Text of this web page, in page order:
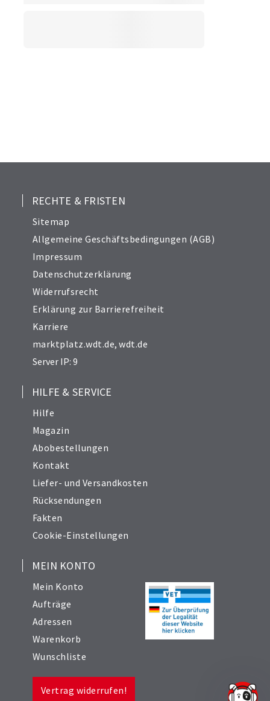
RECHTE & FRISTEN
Sitemap
Allgemeine Geschäftsbedingungen (AGB)
Impressum
Datenschutzerklärung
Widerrufsrecht
Erklärung zur Barrierefreiheit
Karriere
marktplatz.wdt.de,wdt.de
Server IP: 9
HILFE & SERVICE
Hilfe
Magazin
Abobestellungen
Kontakt
Liefer- und Versandkosten
Rücksendungen
Fakten
Cookie-Einstellungen
MEIN KONTO
Mein Konto
Aufträge
Adressen
Warenkorb
Wunschliste
Vertrag widerrufen!